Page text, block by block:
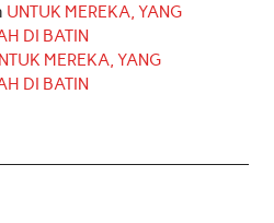
UNTUK MEREKA, YANG
DI BATIN
MEREKA, YANG
DI BATIN